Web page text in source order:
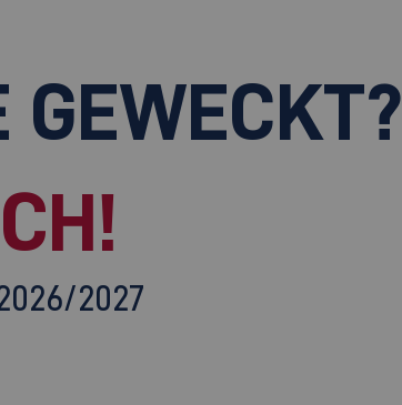
GEWECKT?
2027